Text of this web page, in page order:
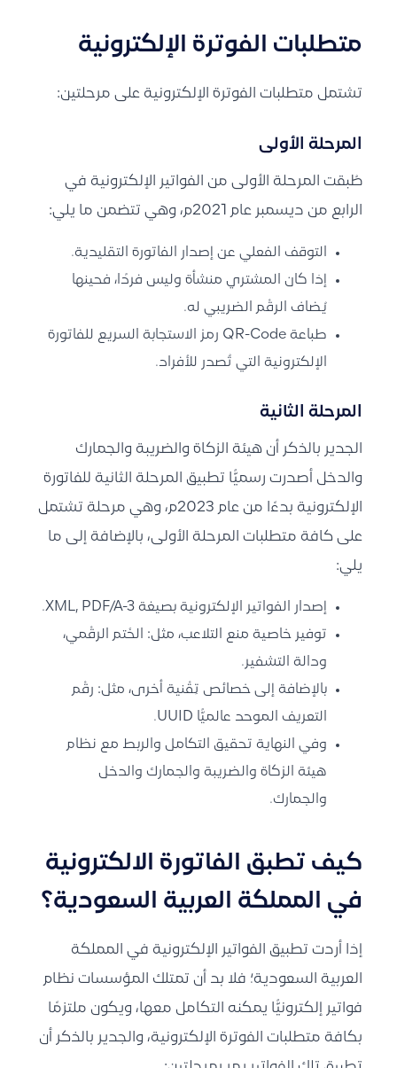
متطلبات الفوترة الإلكترونية
تشتمل متطلبات الفوترة الإلكترونية على مرحلتين:
المرحلة الأولى
طُبقت المرحلة الأولى من الفواتير الإلكترونية في
الرابع من ديسمبر عام 2021م، وهي تتضمن ما يلي:
التوقف الفعلي عن إصدار الفاتورة التقليدية.
إذا كان المشتري منشأة وليس فردًا، فحينها
يُضاف الرقْم الضريبي له.
طباعة QR-Code رمز الاستجابة السريع للفاتورة
الإلكترونية التي تُصدر للأفراد.
المرحلة الثانية
الجدير بالذكر أن هيئة الزكاة والضريبة والجمارك
والدخل أصدرت رسميًّا تطبيق المرحلة الثانية للفاتورة
الإلكترونية بدءًا من عام 2023م، وهي مرحلة تشتمل
على كافة متطلبات المرحلة الأولى، بالإضافة إلى ما
يلي:
إصدار الفواتير الإلكترونية بصيغة XML, PDF/A-3.
توفير خاصية منع التلاعب، مثل: الخَتم الرقْمي،
ودالة التشفير.
بالإضافة إلى خصائص تِقْنية أخرى، مثل: رقْم
التعريف الموحد عالميًّا UUID.
وفي النهاية تحقيق التكامل والربط مع نظام
هيئة الزكاة والضريبة والجمارك والدخل
والجمارك.
كيف تطبق الفاتورة الالكترونية
في المملكة العربية السعودية؟
إذا أردت تطبيق الفواتير الإلكترونية في المملكة
العربية السعودية؛ فلا بد أن تمتلك المؤسسات نظام
فواتير إلكترونيًّا يمكنه التكامل معها، ويكون ملتزمًا
بكافة متطلبات الفوترة الإلكترونية، والجدير بالذكر أن